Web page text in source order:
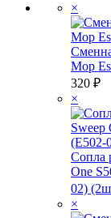
×
Mop
320 ₽
×
Сопла
One
02)
×